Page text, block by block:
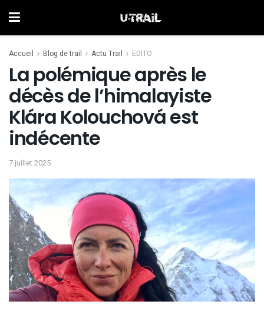
Accueil Blog de trail Actu Trail EDITO
La polémique après le
décès de l’himalayiste
Klára Kolouchová est
indécente
7 juillet 2025